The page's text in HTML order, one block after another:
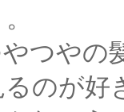
柘植
のが好